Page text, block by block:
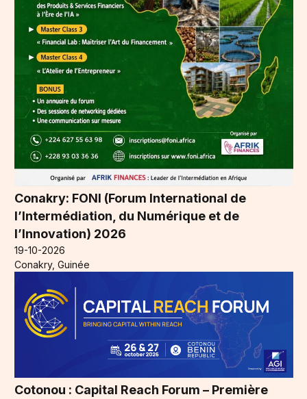
Conakry: FONI (Forum International de
l’Intermédiation, du Numérique et de
l’Innovation) 2026
19-10-2026
Conakry, Guinée
Cotonou : Capital Reach Forum – Première